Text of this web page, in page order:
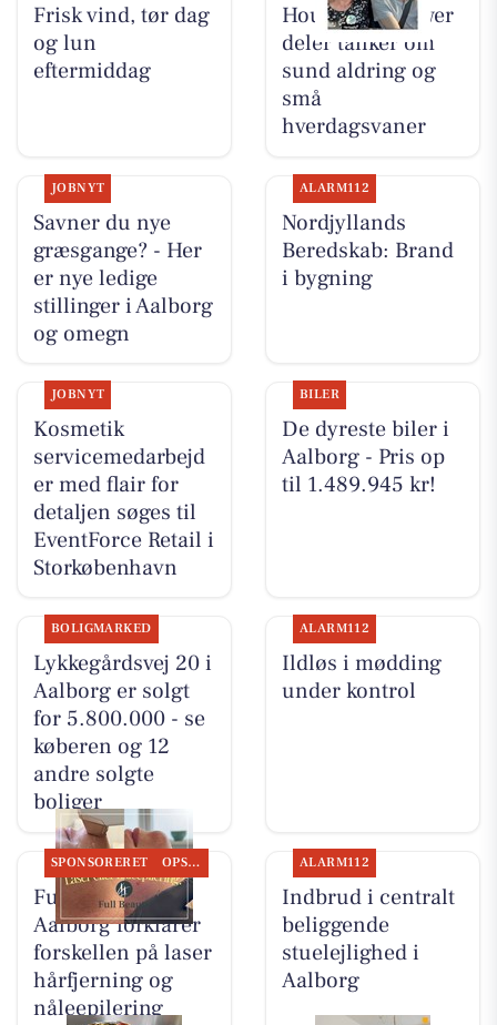
Frisk vind, tør dag
og lun
eftermiddag
Houen Life Power
deler tanker om
sund aldring og
små
hverdagsvaner
JOBNYT
Savner du nye
græsgange? - Her
er nye ledige
stillinger i Aalborg
og omegn
ALARM112
Nordjyllands
Beredskab: Brand
i bygning
JOBNYT
Kosmetik
servicemedarbejd
er med flair for
detaljen søges til
EventForce Retail i
Storkøbenhavn
BILER
De dyreste biler i
Aalborg - Pris op
til 1.489.945 kr!
BOLIGMARKED
Lykkegårdsvej 20 i
Aalborg er solgt
for 5.800.000 - se
køberen og 12
andre solgte
boliger
ALARM112
Ildløs i mødding
under kontrol
SPONSORERET OPSLAGSTAVLEN
Full Beauty
Aalborg forklarer
forskellen på laser
hårfjerning og
nåleepilering
ALARM112
Indbrud i centralt
beliggende
stuelejlighed i
Aalborg